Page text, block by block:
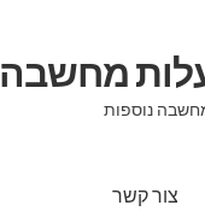
מחשבה
נוספות
צור קשר